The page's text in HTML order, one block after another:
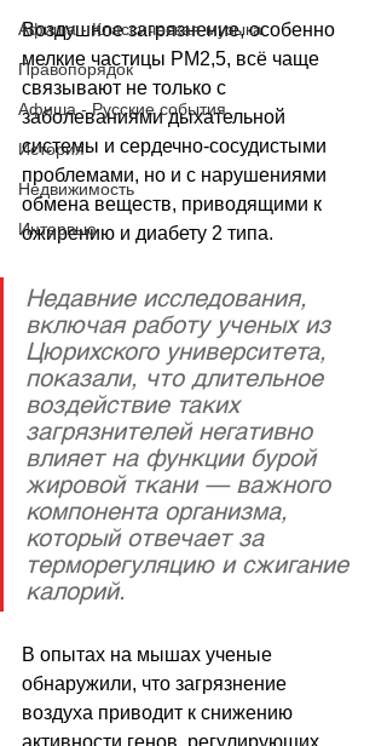
Афиша - Классическая музыка
Правопорядок
Афиша - Русские события
История
Недвижимость
Интервью
Воздушное загрязнение, особенно
мелкие частицы PM2,5, всё чаще
связывают не только с
заболеваниями дыхательной
системы и сердечно-сосудистыми
проблемами, но и с нарушениями
обмена веществ, приводящими к
ожирению и диабету 2 типа.
Недавние исследования,
включая работу ученых из
Цюрихского университета,
показали, что длительное
воздействие таких
загрязнителей негативно
влияет на функции бурой
жировой ткани — важного
компонента организма,
который отвечает за
терморегуляцию и сжигание
калорий.
В опытах на мышах ученые
обнаружили, что загрязнение
воздуха приводит к снижению
активности генов, регулирующих